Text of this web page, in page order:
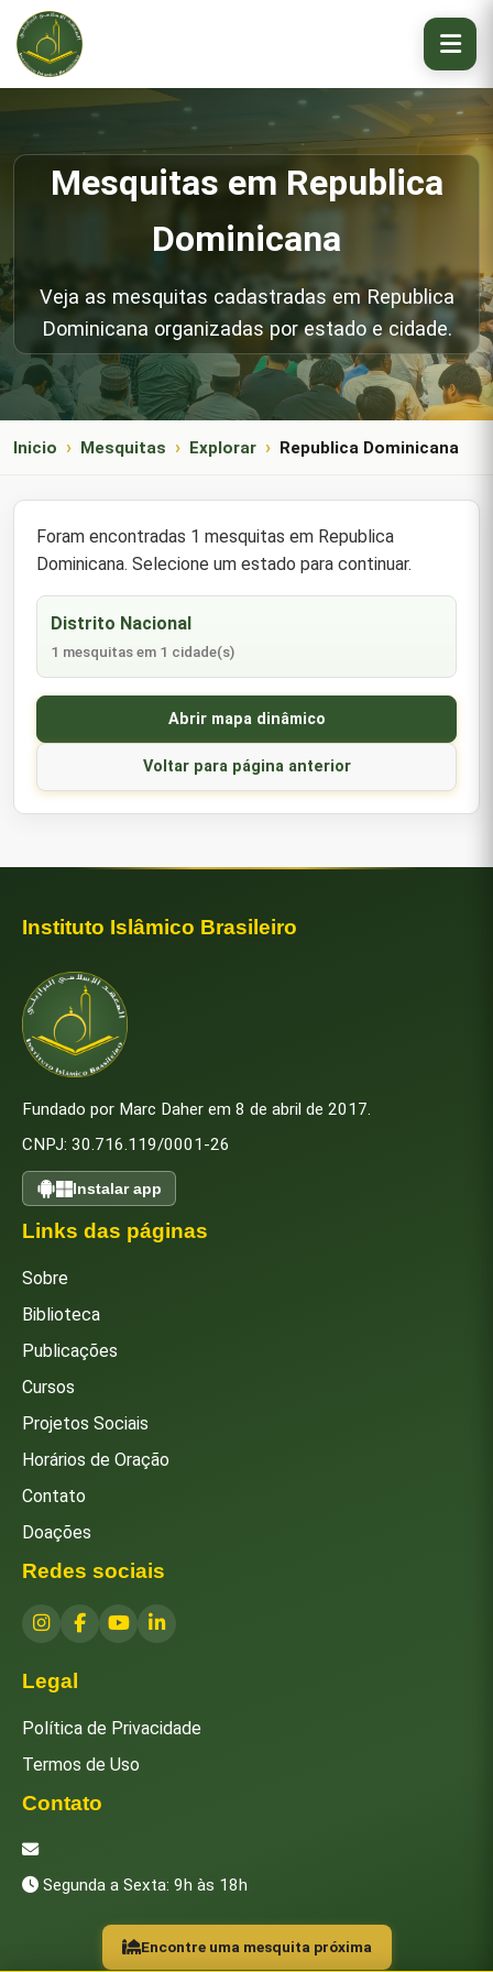
Mesquitas em Republica
Dominicana
Veja as mesquitas cadastradas em Republica
Dominicana organizadas por estado e cidade.
Inicio Mesquitas Explorar Republica Dominicana
Foram encontradas 1 mesquitas em Republica
Dominicana. Selecione um estado para continuar.
Distrito Nacional
1 mesquitas em 1 cidade(s)
Abrir mapa dinâmico
Voltar para página anterior
Instituto Islâmico Brasileiro
Fundado por Marc Daher em 8 de abril de 2017.
CNPJ: 30.716.119/0001-26
Instalar app
Links das páginas
Sobre
Biblioteca
Publicações
Cursos
Projetos Sociais
Horários de Oração
Contato
Doações
Redes sociais
Legal
Política de Privacidade
Termos de Uso
Contato
Segunda a Sexta: 9h às 18h
Encontre uma mesquita próxima